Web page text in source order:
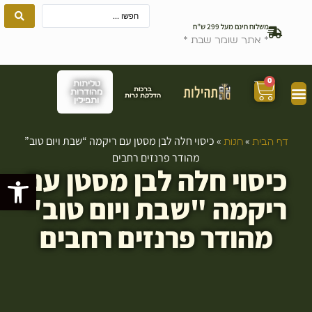
פתח
משלוח חינם מעל 299 ש”ח
* אתר שומר שבת *
ברכות
הדלקת נרות
טליתות
מהודרות
ותפילין
0
דף הבית »חנות »כיסוי חלה לבן מסטן עם ריקמה “שבת ויום טוב”
מהודר פרנזים רחבים
כיסוי חלה לבן מסטן עם
ריקמה "שבת ויום טוב"
מהודר פרנזים רחבים